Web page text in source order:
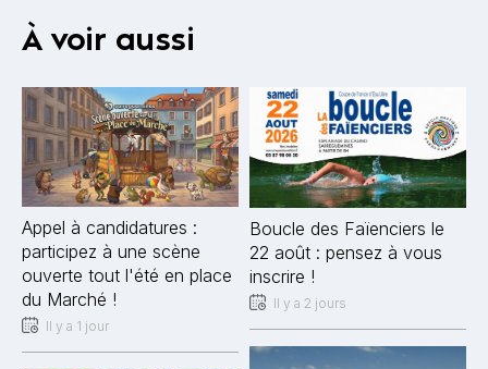
À voir aussi
Appel à candidatures :
participez à une scène
ouverte tout l'été en place
du Marché !
Il y a 1 jour
Boucle des Faïenciers le
22 août : pensez à vous
inscrire !
Il y a 2 jours